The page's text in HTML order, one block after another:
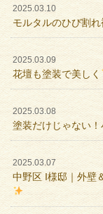
2025.03.10
モルタルのひび割
2025.03.09
花壇も塗装で美しく
2025.03.08
塗装だけじゃない
2025.03.07
中野区 I様邸｜外壁